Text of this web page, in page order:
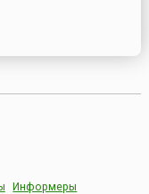
Информеры